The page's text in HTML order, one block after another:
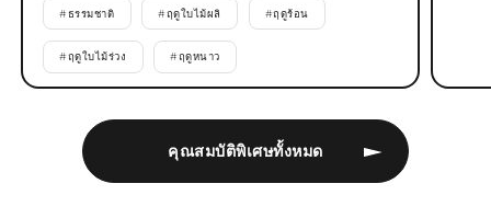
คุณสมบัติพิเศษทั้งหมด
#ธรรมชาติ #ฤดูใบไม้ผลิ #ฤดูร้อน
#ฤดูใบไม้ร่วง #ฤดูหนาว